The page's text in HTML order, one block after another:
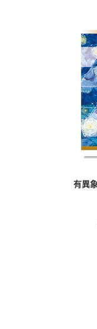
有異